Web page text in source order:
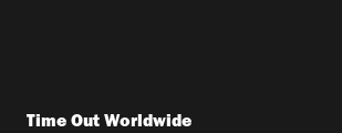
Time Out Worldwide